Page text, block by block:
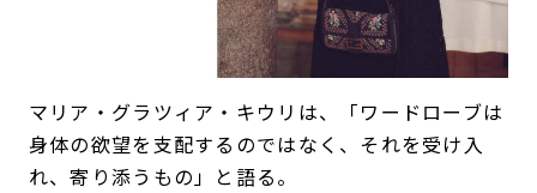
マリア・グラツィア・キウリは、「ワードローブは
身体の欲望を支配するのではなく、それを受け入
れ、寄り添うもの」と語る。